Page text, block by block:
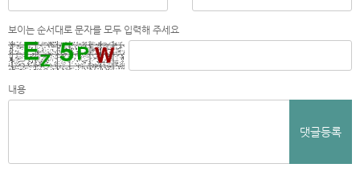
보이는 순서대로 문자를 모두 입력해 주세요
내용
댓글등록